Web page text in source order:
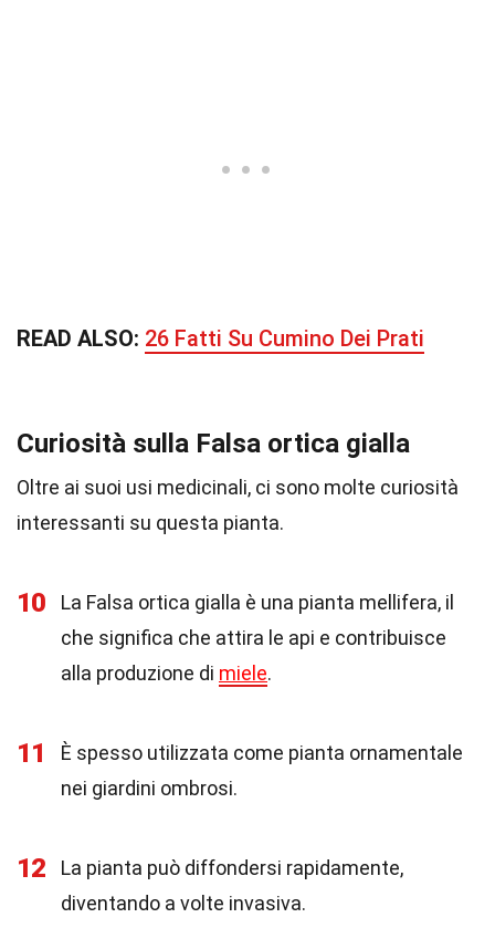
READ ALSO: 26 Fatti Su Cumino Dei Prati
Curiosità sulla Falsa ortica gialla
Oltre ai suoi usi medicinali, ci sono molte curiosità
interessanti su questa pianta.
10
La Falsa ortica gialla è una pianta mellifera, il
che significa che attira le api e contribuisce
alla produzione di miele.
11
È spesso utilizzata come pianta ornamentale
nei giardini ombrosi.
12
La pianta può diffondersi rapidamente,
diventando a volte invasiva.